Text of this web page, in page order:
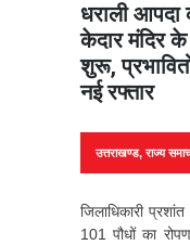
धराली आपदा
केदार मंदिर के
शुरू,
नई रफ्तार
उत्तराखण्ड,राज्य
जिलाधिकारी
101 पौधों का